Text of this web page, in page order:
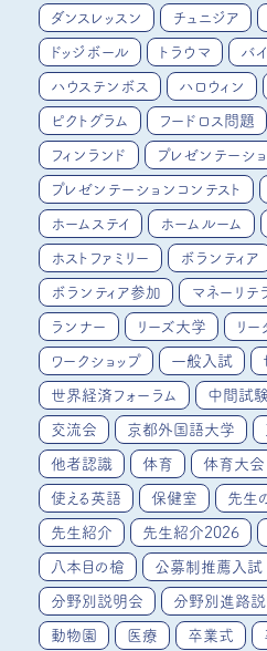
ダンスレッスン チュニジア
ドッジボール トラウマ バ
ハウステンボス ハロウィン
ピクトグラム フードロス問題
フィンランド プレゼンテーシ
プレゼンテーションコンテスト
ホームステイ ホームルーム
ホストファミリー ボランティア
ボランティア参加 マネーリテ
ランナー リーズ大学 リー
ワークショップ 一般入試
世界経済フォーラム 中間試験
交流会 京都外国語大学
他者認識 体育 体育大会
使える英語 保健室 先生
先生紹介 先生紹介2026
八本目の槍 公募制推薦入試
分野別説明会 分野別進路
動物園 医療 卒業式